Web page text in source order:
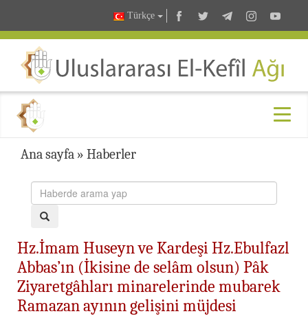
Türkçe
Ana sayfa » Haberler
Hz.İmam Huseyn ve Kardeşi Hz.Ebulfazl
Abbas’ın (İkisine de selâm olsun) Pâk
Ziyaretgâhları minarelerinde mubarek
Ramazan ayının gelişini müjdesi